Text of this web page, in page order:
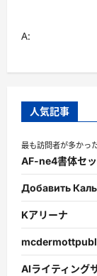
A:
人気記事
最も訪問者が多かっ
AF-ne4書体セッ
Добавить
Kアリーナ
AIライティング